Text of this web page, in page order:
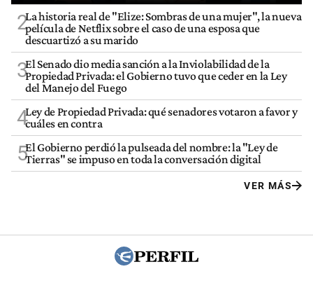
2La historia real de "Elize: Sombras de una mujer", la nueva
película de Netflix sobre el caso de una esposa que
descuartizó a su marido
3El Senado dio media sanción a la Inviolabilidad de la
Propiedad Privada: el Gobierno tuvo que ceder en la Ley
del Manejo del Fuego
4Ley de Propiedad Privada: qué senadores votaron a favor y
cuáles en contra
5El Gobierno perdió la pulseada del nombre: la "Ley de
Tierras" se impuso en toda la conversación digital
VER MÁS